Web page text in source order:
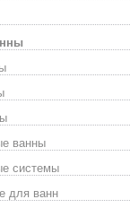
ванны
системы
для ванн